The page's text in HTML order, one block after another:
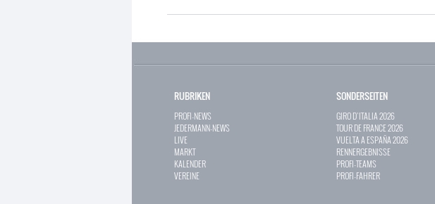
RUBRIKEN
PROFI-NEWS
JEDERMANN-NEWS
LIVE
MARKT
KALENDER
VEREINE
SONDERSEITEN
GIRO D`ITALIA 2026
TOUR DE FRANCE 2026
VUELTA A ESPAÑA 2026
RENNERGEBNISSE
PROFI-TEAMS
PROFI-FAHRER